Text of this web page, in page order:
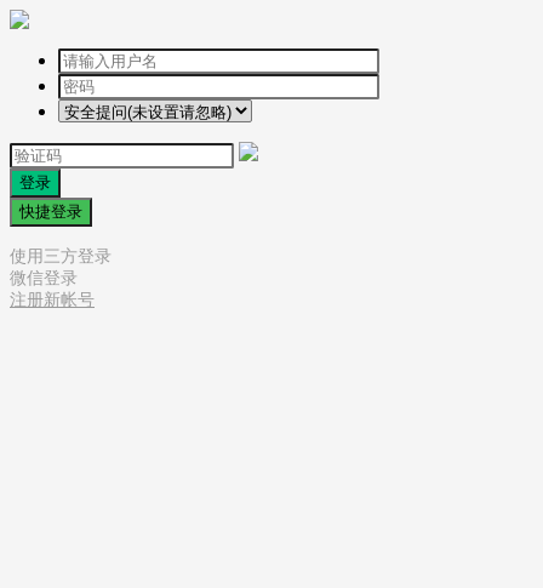
登录
快捷登录
使用三方登录
微信登录
注册新帐号